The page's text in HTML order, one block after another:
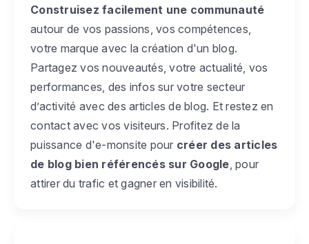
Construisez facilement une communauté
autour de vos passions, vos compétences,
votre marque avec la création d'un blog.
Partagez vos nouveautés, votre actualité, vos
performances, des infos sur votre secteur
d’activité avec des articles de blog. Et restez en
contact avec vos visiteurs. Profitez de la
puissance d'e-monsite pour créer des articles
de blog bien référencés sur Google , pour
attirer du trafic et gagner en visibilité.